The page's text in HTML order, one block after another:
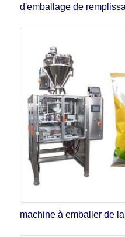
d'emballage de
machine à emballer de